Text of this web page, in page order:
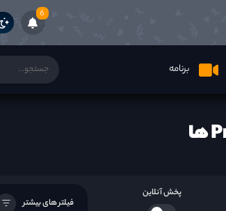
6
برنامه
پخش آنلاین
فیلتر های بیشتر